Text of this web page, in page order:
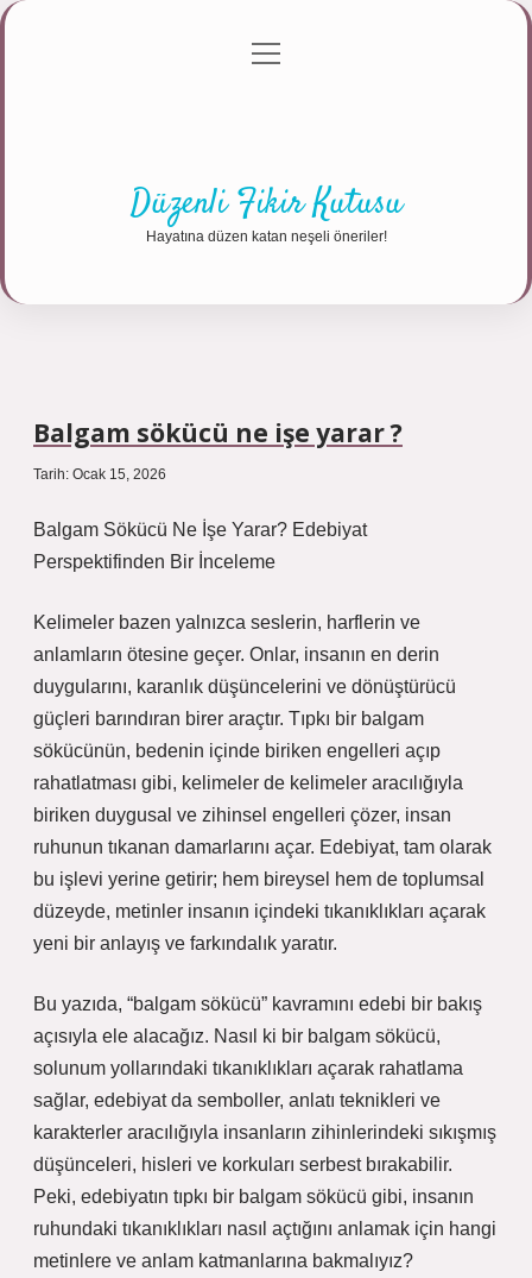
Gizlilik Politikası
menüyü
Düzenli Fikir Kutusu
Hayatına düzen katan neşeli öneriler!
Balgam sökücü ne işe yarar ?
Tarih: Ocak 15, 2026
Balgam Sökücü Ne İşe Yarar? Edebiyat
Perspektifinden Bir İnceleme
Kelimeler bazen yalnızca seslerin, harflerin ve
anlamların ötesine geçer. Onlar, insanın en derin
duygularını, karanlık düşüncelerini ve dönüştürücü
güçleri barındıran birer araçtır. Tıpkı bir balgam
sökücünün, bedenin içinde biriken engelleri açıp
rahatlatması gibi, kelimeler de kelimeler aracılığıyla
biriken duygusal ve zihinsel engelleri çözer, insan
ruhunun tıkanan damarlarını açar. Edebiyat, tam olarak
bu işlevi yerine getirir; hem bireysel hem de toplumsal
düzeyde, metinler insanın içindeki tıkanıklıkları açarak
yeni bir anlayış ve farkındalık yaratır.
Bu yazıda, “balgam sökücü” kavramını edebi bir bakış
açısıyla ele alacağız. Nasıl ki bir balgam sökücü,
solunum yollarındaki tıkanıklıkları açarak rahatlama
sağlar, edebiyat da semboller, anlatı teknikleri ve
karakterler aracılığıyla insanların zihinlerindeki sıkışmış
düşünceleri, hisleri ve korkuları serbest bırakabilir.
Peki, edebiyatın tıpkı bir balgam sökücü gibi, insanın
ruhundaki tıkanıklıkları nasıl açtığını anlamak için hangi
metinlere ve anlam katmanlarına bakmalıyız?